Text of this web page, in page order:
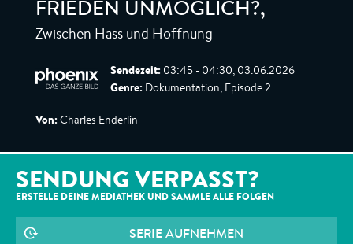
FRIEDEN UNMÖGLICH?,
Zwischen Hass und Hoffnung
Sendezeit: 03:45 - 04:30, 03.06.2026
Genre: Dokumentation, Episode 2
Von: Charles Enderlin
SENDUNG VERPASST?
ERSTELLE DEINE MEDIATHEK UND SAMMLE ALLE FOLGEN
SERIE AUFNEHMEN